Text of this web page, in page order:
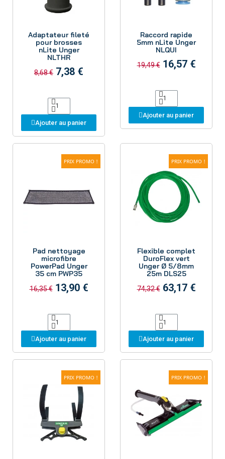
Adaptateur fileté
pour brosses
nLite Unger
NLTHR
8,68 € 7,38 €
Ajouter au panier
Raccord rapide
5mm nLite Unger
NLQUI
19,49 € 16,57 €
Ajouter au panier
PRIX PROMO !
Pad nettoyage
microfibre
PowerPad Unger
35 cm PWP35
16,35 € 13,90 €
Ajouter au panier
PRIX PROMO !
Flexible complet
DuroFlex vert
Unger Ø 5/8mm
25m DLS25
74,32 € 63,17 €
Ajouter au panier
PRIX PROMO ! PRIX PROMO !